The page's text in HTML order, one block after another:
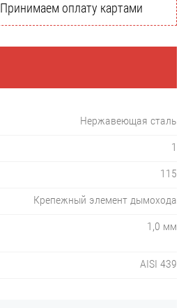
Принимаем оплату картами
Нержавеющая сталь
1
115
Крепежный элемент дымохода
1,0 мм
AISI 439